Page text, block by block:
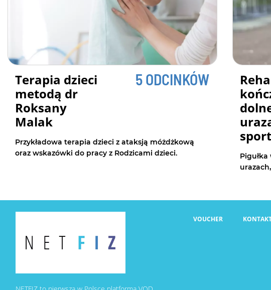
ODC. 7/13
dokładnie badanie krok po
dr n. med. Piotr Godek
Diagnostyka
Kończyna górna w
dokładnie badanie krok po
lędźwiowo-krzyżowy
Terapia dzieci
metodą dr
Roksany
Malak
5 ODCINKÓW
Przykładowa terapia dzieci z ataksją móżdżkową
oraz wskazówki do pracy z Rodzicami dzieci.
VOUCHER